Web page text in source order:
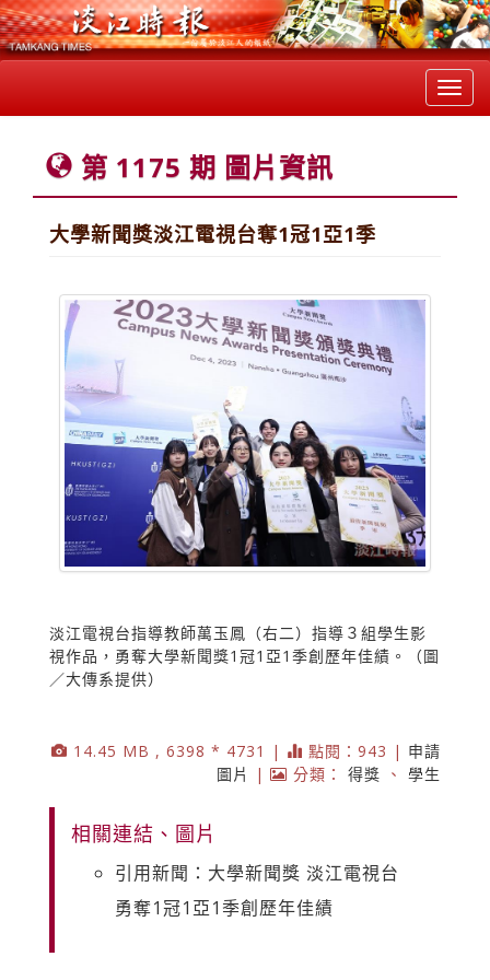
第 1175 期 圖片資訊
大學新聞獎淡江電視台奪1冠1亞1季
淡江電視台指導教師萬玉鳳（右二）指導３組學生影
視作品，勇奪大學新聞獎1冠1亞1季創歷年佳績。（圖
／大傳系提供）
14.45 MB , 6398 * 4731 | 點閱：943 | 申請
圖片
| 分類： 得獎 、 學生
相關連結、圖片
引用新聞：大學新聞獎 淡江電視台
勇奪1冠1亞1季創歷年佳績